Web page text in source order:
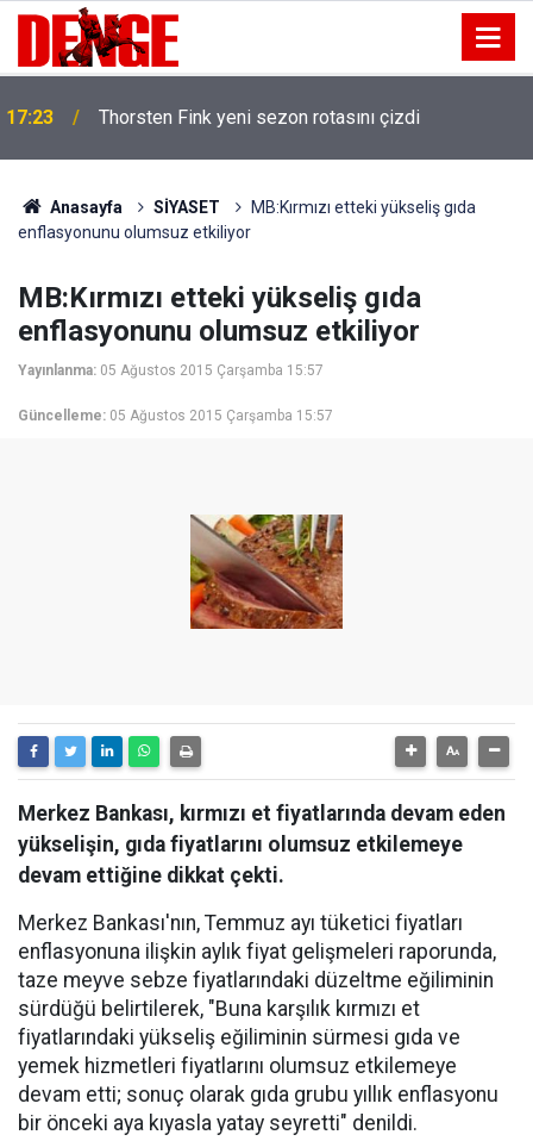
17:23 Thorsten Fink yeni sezon rotasını çizdi
Anasayfa SİYASET
MB:Kırmızı etteki yükseliş gıda
enflasyonunu olumsuz etkiliyor
MB:Kırmızı etteki yükseliş gıda
enflasyonunu olumsuz etkiliyor
Yayınlanma: 05 Ağustos 2015 Çarşamba 15:57
Güncelleme: 05 Ağustos 2015 Çarşamba 15:57
Merkez Bankası, kırmızı et fiyatlarında devam eden
yükselişin, gıda fiyatlarını olumsuz etkilemeye
devam ettiğine dikkat çekti.
Merkez Bankası'nın, Temmuz ayı tüketici fiyatları
enflasyonuna ilişkin aylık fiyat gelişmeleri raporunda,
taze meyve sebze fiyatlarındaki düzeltme eğiliminin
sürdüğü belirtilerek, "Buna karşılık kırmızı et
fiyatlarındaki yükseliş eğiliminin sürmesi gıda ve
yemek hizmetleri fiyatlarını olumsuz etkilemeye
devam etti; sonuç olarak gıda grubu yıllık enflasyonu
bir önceki aya kıyasla yatay seyretti" denildi.